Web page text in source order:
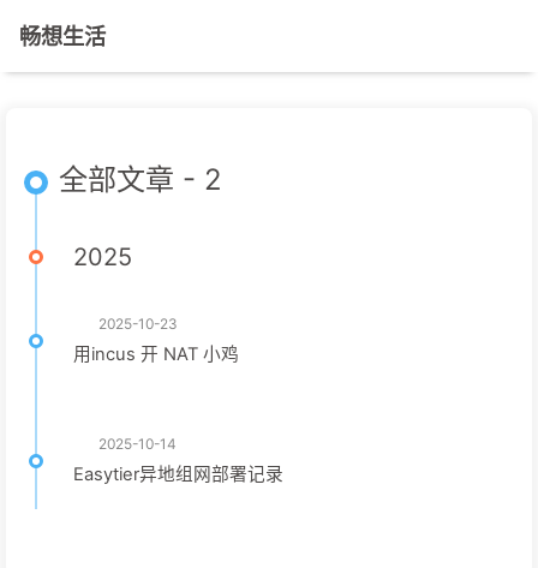
畅想生活
全部文章 - 2
2025
2025-10-23
用incus 开 NAT 小鸡
2025-10-14
Easytier异地组网部署记录